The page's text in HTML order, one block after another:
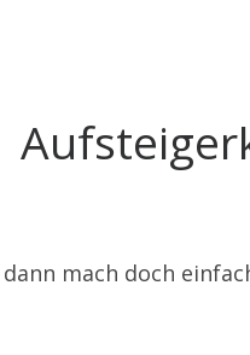
mach doch